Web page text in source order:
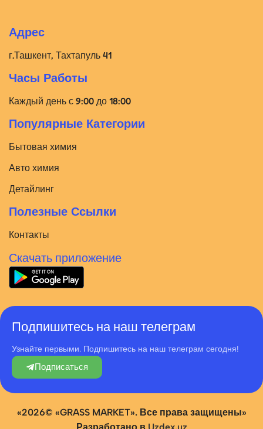
Адрес
г.Ташкент, Тахтапуль 41
Часы Работы
Каждый день с 9:00 до 18:00
Популярные Категории
Бытовая химия
Авто химия
Детайлинг
Полезные Ссылки
Контакты
Скачать приложение
Подпишитесь на наш телеграм
Узнайте первыми. Подпишитесь на наш телеграм сегодня!
Подписаться
«2026© «GRASS MARKET». Все права защищены»